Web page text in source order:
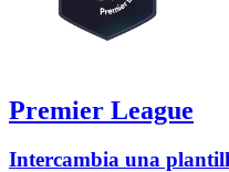
Premier League
Intercambia una